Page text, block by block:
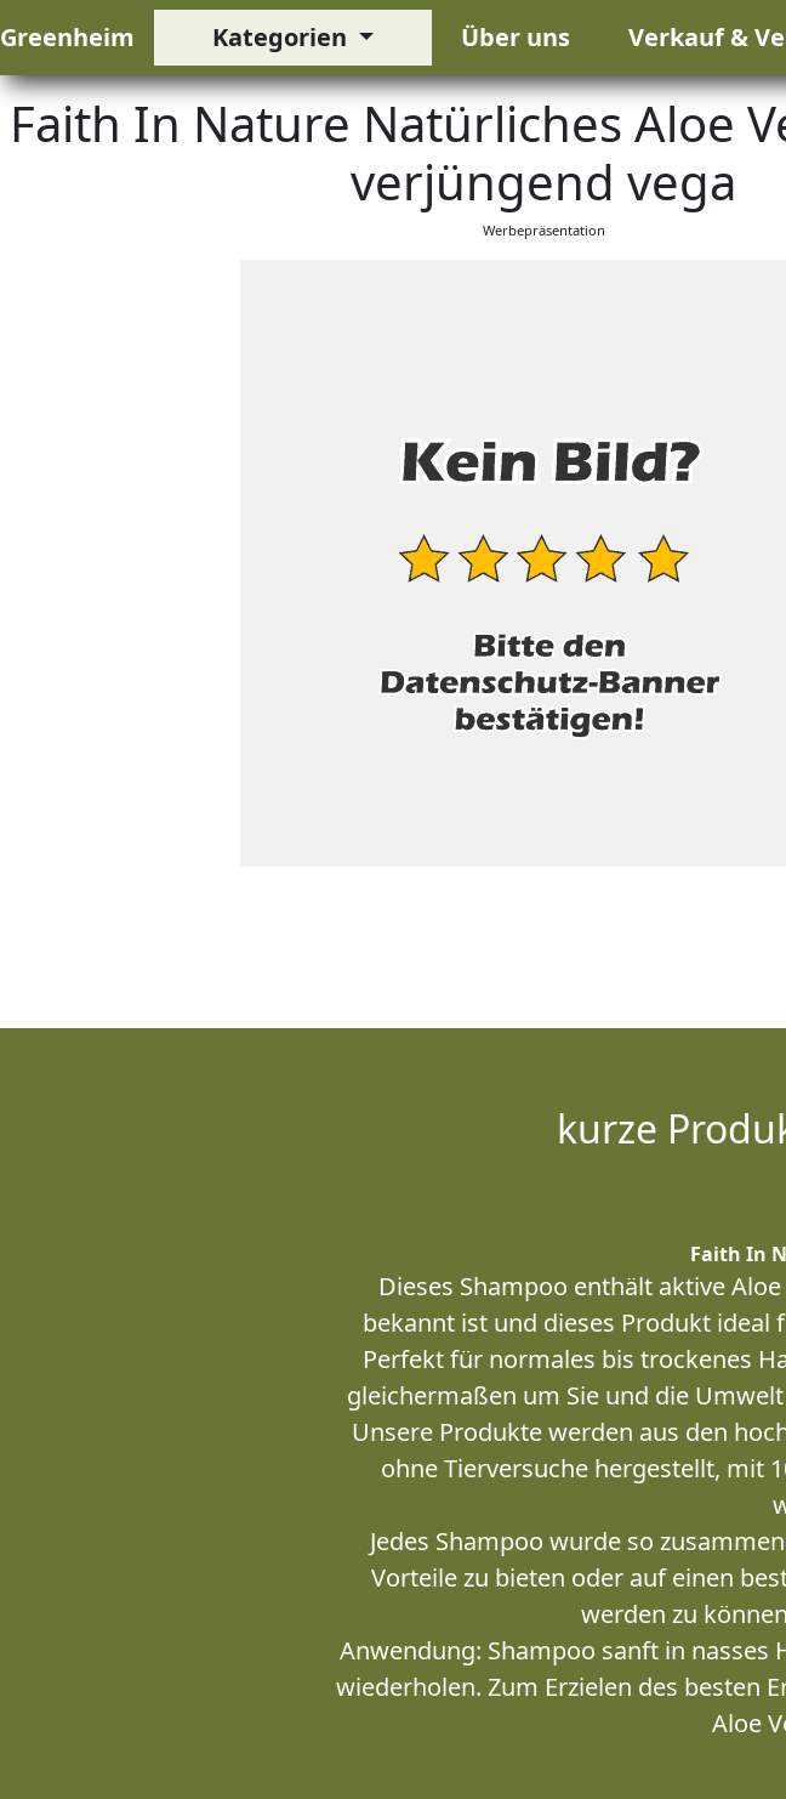
Greenheim Kategorien Über uns Verkauf &
Faith In Nature Natürliches Aloe
verjüngend vega
Werbepräsentation
kurze
Faith In
Dieses Shampoo enthält aktive
bekannt ist und dieses Produkt
Perfekt für normales bis trockenes
gleichermaßen um Sie und die
Unsere Produkte werden aus den
ohne Tierversuche hergestellt, mit
Jedes Shampoo wurde so
Vorteile zu bieten oder auf einen
werden zu
Anwendung: Shampoo sanft in nasses
wiederholen. Zum Erzielen des besten
Aloe